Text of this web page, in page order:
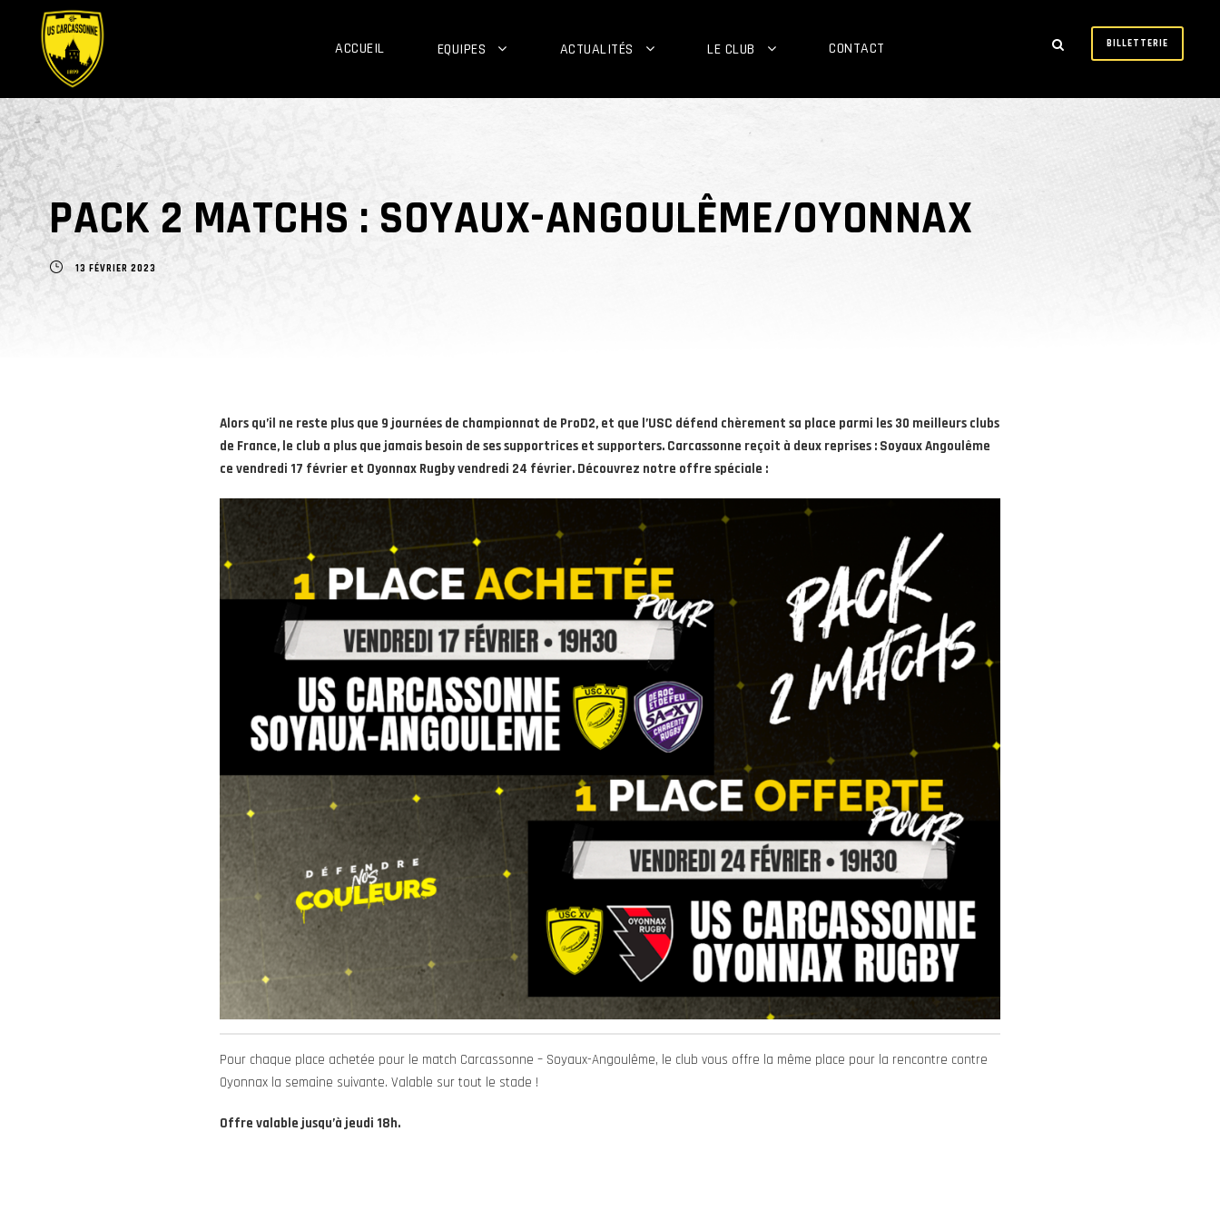
ACCUEIL EQUIPES ACTUALITÉS LE CLUB CONTACT BILLETTERIE
PACK 2 MATCHS : SOYAUX-ANGOULÊME/OYONNAX
13 FÉVRIER 2023
Alors qu’il ne reste plus que 9 journées de championnat de ProD2, et que l’USC défend chèrement sa place parmi les 30 meilleurs clubs
de France, le club a plus que jamais besoin de ses supportrices et supporters. Carcassonne reçoit à deux reprises : Soyaux Angoulême
ce vendredi 17 février et Oyonnax Rugby vendredi 24 février. Découvrez notre offre spéciale :
Pour chaque place achetée pour le match Carcassonne – Soyaux-Angoulême, le club vous offre la même place pour la rencontre contre
Oyonnax la semaine suivante. Valable sur tout le stade !
Offre valable jusqu’à jeudi 18h.